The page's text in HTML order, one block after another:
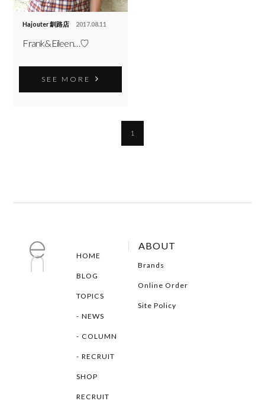
Hajouter 釧路店 2017.08.11
Frank&Eileen…♡
SEE MORE
1
HOME
BLOG
TOPICS
NEWS
COLUMN
RECRUIT
SHOP
RECRUIT
ABOUT
Brands
Online Order
Site Policy